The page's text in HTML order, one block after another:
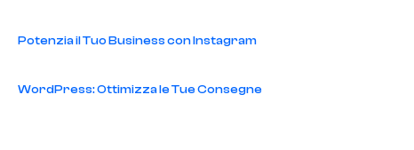
Potenzia il Tuo Business con Instagram
WordPress: Ottimizza le Tue Consegne